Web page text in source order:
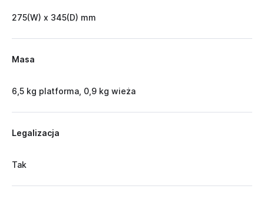
275(W) x 345(D) mm
Masa
6,5 kg platforma, 0,9 kg wieża
Legalizacja
Tak